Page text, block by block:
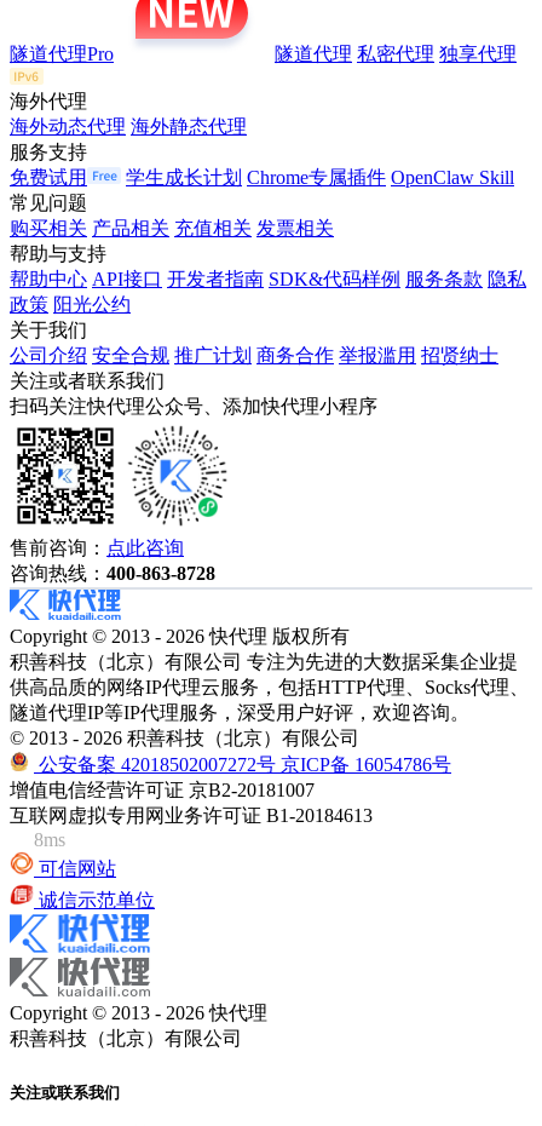
隧道代理Pro 隧道代理 私密代理 独享代理
海外代理
海外动态代理 海外静态代理
服务支持
免费试用
学生成长计划 Chrome专属插件 OpenClaw Skill
常见问题
购买相关 产品相关 充值相关 发票相关
帮助与支持
帮助中心 API接口 开发者指南 SDK&代码样例 服务条款 隐私
政策 阳光公约
关于我们
公司介绍 安全合规 推广计划 商务合作 举报滥用 招贤纳士
关注或者联系我们
扫码关注快代理公众号、添加快代理小程序
售前咨询： 点此咨询
咨询热线： 400-863-8728
Copyright © 2013 - 2026 快代理 版权所有
积善科技（北京）有限公司 专注为先进的大数据采集企业提
供高品质的网络IP代理云服务，包括HTTP代理、Socks代理、
隧道代理IP等IP代理服务，深受用户好评，欢迎咨询。
© 2013 - 2026 积善科技（北京）有限公司
公安备案 42018502007272号 京ICP备 16054786号
增值电信经营许可证 京B2-20181007
互联网虚拟专用网业务许可证 B1-20184613
8ms
可信网站
诚信示范单位
Copyright © 2013 - 2026 快代理
积善科技（北京）有限公司
关注或联系我们